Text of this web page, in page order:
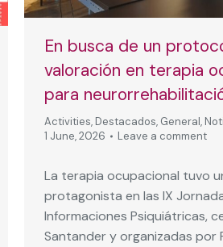
En busca de un
valoración en terapia
para
Activities, Destacados, General,
1 June, 2026
Leave a comment
La terapia ocupacional tuvo
protagonista en las IX
Informaciones Psiquiátricas,
Santander y organizadas por